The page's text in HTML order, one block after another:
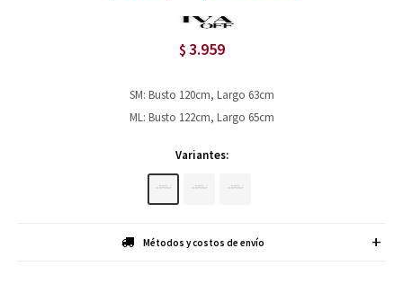
$ 3.959
SM: Busto 120cm, Largo 63cm
ML: Busto 122cm, Largo 65cm
Variantes:
Métodos y costos de envío